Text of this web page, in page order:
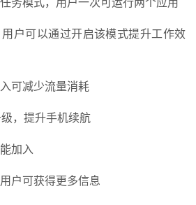
用户可以通过开启该模式提升工作效
可减少流量消耗
级，提升手机续航
加入
户可获得更多信息